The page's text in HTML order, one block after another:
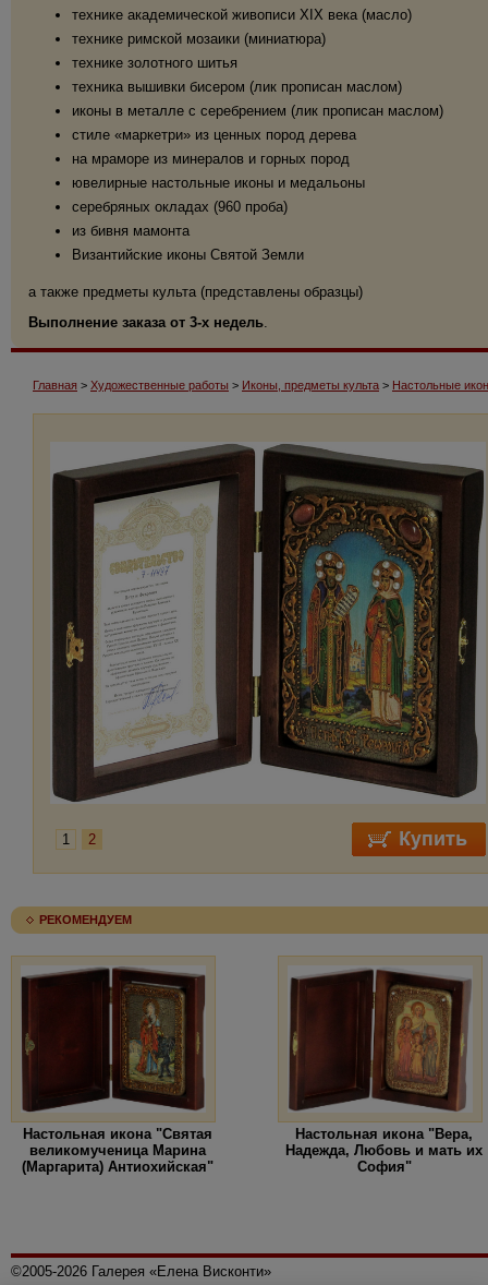
технике академической живописи XIX века (масло)
технике римской мозаики (миниатюра)
технике золотного шитья
техника вышивки бисером (лик прописан маслом)
иконы в металле с серебрением (лик прописан маслом)
стиле «маркетри» из ценных пород дерева
на мраморе из минералов и горных пород
ювелирные настольные иконы и медальоны
серебряных окладах (960 проба)
из бивня мамонта
Византийские иконы Святой Земли
а также предметы культа (представлены образцы)
Выполнение заказа от 3-х недель.
Главная > Художественные работы > Иконы, предметы культа > Настольные
1 2
РЕКОМЕНДУЕМ
Настольная икона "Святая
великомученица Марина
(Маргарита) Антиохийская"
Настольная икона "Вера,
Надежда, Любовь и мать их
София"
©2005-2026 Галерея «Елена Висконти»